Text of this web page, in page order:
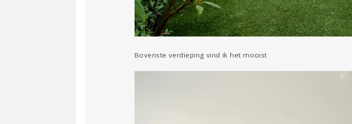
Bovenste verdieping vind ik het mooist